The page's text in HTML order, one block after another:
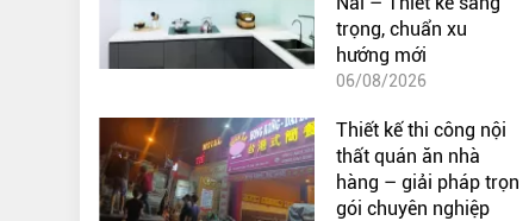
trọng, chuẩn xu
hướng mới
06/08/2026
Thiết kế thi công nội
thất quán ăn nhà
hàng – giải pháp trọn
gói chuyên nghiệp